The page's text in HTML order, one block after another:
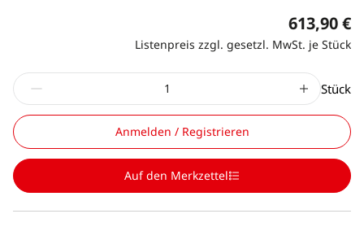
613,90 €
Listenpreis zzgl. gesetzl. MwSt. je Stück
Stück
Anmelden / Registrieren
Auf den Merkzettel